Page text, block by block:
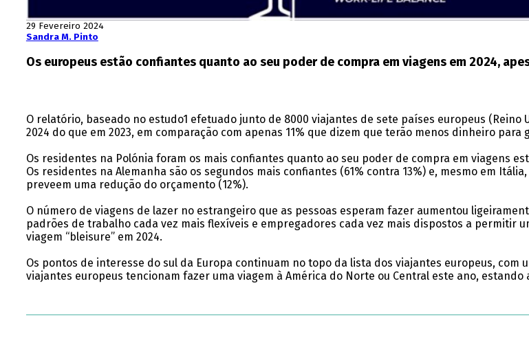
29 Fevereiro 2024
Sandra M. Pinto
Os europeus estão confiantes quanto ao seu poder de compra em viagens em 2024,
O relatório, baseado no estudo1 efetuado junto de 8000 viajantes de sete países europeus
2024 do que em 2023, em comparação com apenas 11% que dizem que terão menos dinheiro para
Os residentes na Polónia foram os mais confiantes quanto ao seu poder de compra em viagens
Os residentes na Alemanha são os segundos mais confiantes (61% contra 13%) e, mesmo em
preveem uma redução do orçamento (12%).
O número de viagens de lazer no estrangeiro que as pessoas esperam fazer aumentou
padrões de trabalho cada vez mais flexíveis e empregadores cada vez mais dispostos a permitir
viagem “bleisure” em 2024.
Os pontos de interesse do sul da Europa continuam no topo da lista dos viajantes europeus, com
viajantes europeus tencionam fazer uma viagem à América do Norte ou Central este ano,